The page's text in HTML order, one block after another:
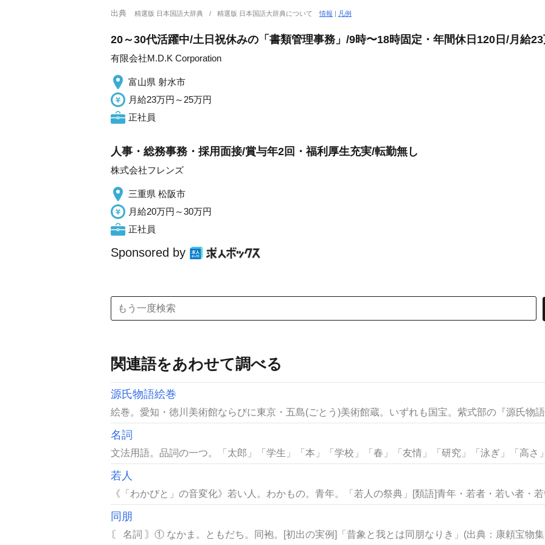
出典 精選版 日本国語大辞典 精選版 日本国語大辞典について情報 | 凡例
20～30代活躍中/土日祝休みの「書類管理事務」/9時〜18時固定・年間休日120日/月給
有限会社M.D.K Corporation
富山県 射水市
月給23万円～25万円
正社員
人事・総務事務・採用面接/賞与年2回・福利厚生充実/転勤無し
株式会社フレンズ
三重県 松阪市
月給20万円～30万円
正社員
Sponsored by
関連語をあわせて調べる
源氏物語絵巻
絵巻。愛知・徳川美術館ならびに東京・五島(ごとう)美術館蔵。いずれも国宝。紫式部の『源氏物語
名詞
文法用語。品詞の一つ。「太郎」「学生」「本」「学校」「春」「友情」「研究」「泳ぎ」「高さ
若人
《「わかびと」の音変化》若い人。わかもの。青年。「若人の祭典」[類語]青年・若者・若い者・若
同朋
〘 名詞 〙① なかま。ともだち。同袍。[初出の実例]「昔象と我とは同朋なりき」(出典：康頼宝物集